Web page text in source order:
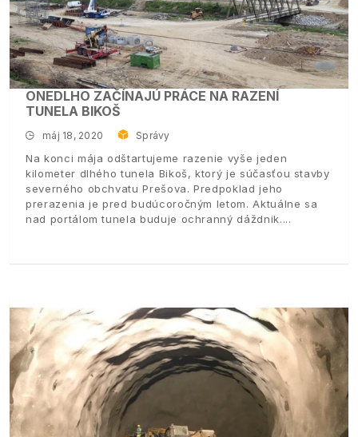
ONEDLHO ZAČÍNAJÚ PRÁCE NA RAZENÍ
TUNELA BIKOŠ
máj 18, 2020 Správy
Na konci mája odštartujeme razenie vyše jeden
kilometer dlhého tunela Bikoš, ktorý je súčasťou stavby
severného obchvatu Prešova. Predpoklad jeho
prerazenia je pred budúcoročným letom. Aktuálne sa
nad portálom tunela buduje ochranný dáždnik.